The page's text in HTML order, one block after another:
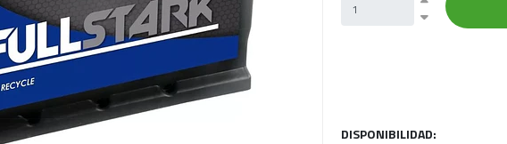
DISPONIBILIDAD: